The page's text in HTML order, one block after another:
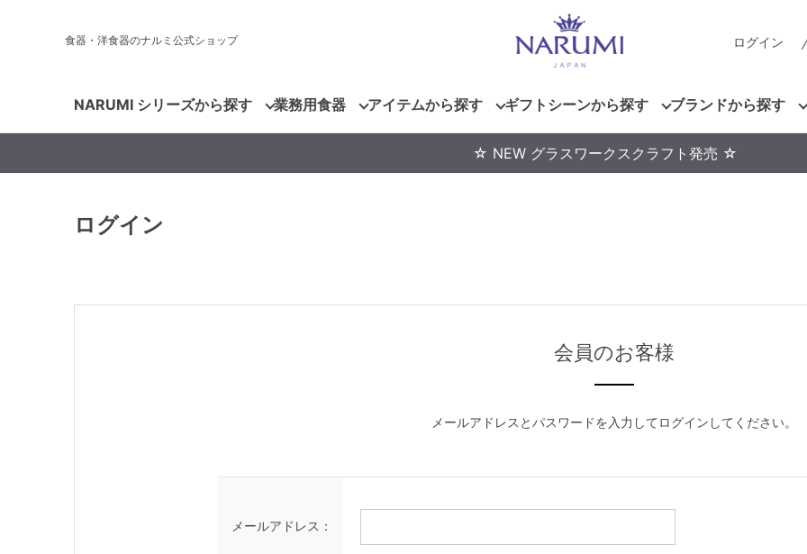
食器・洋食器のナルミ公式ショップ ログイン
NARUMI シリーズから探す 業務用食器 アイテムから探す ギフトシーンから探す ブランドから探す
☆ NEW グラスワークスクラフト発売 ☆
ログイン
会員のお客様
メールアドレスとパスワードを入力してログインしてください。
メールアドレス：